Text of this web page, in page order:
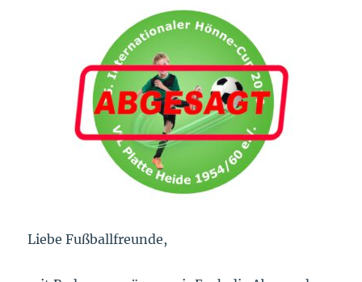
Liebe Fußballfreunde,